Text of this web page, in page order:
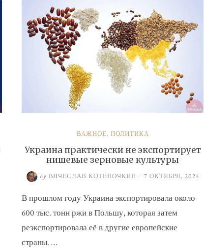
ВАЖНОЕ, ПОЛИТИКА
Украина практически не экспортирует
нишевые зерновые культуры
by ВЯЧЕСЛАВ КОТЁНОЧКИН / 7 ОКТЯБРЯ, 2024
В прошлом году Украина экспортировала около
600 тыс. тонн ржи в Польшу, которая затем
реэкспортировала её в другие европейские
страны. …